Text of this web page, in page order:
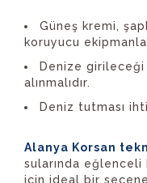
Güneş kremi,
koruyucu
Denize
alınmalıdır.
Deniz tutması
Alanya Korsan
sularında
için ideal bir